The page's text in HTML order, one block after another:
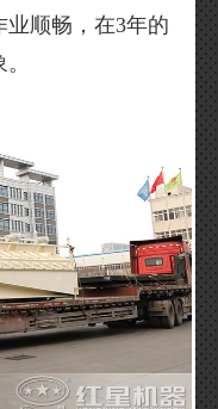
顺畅，在3年的